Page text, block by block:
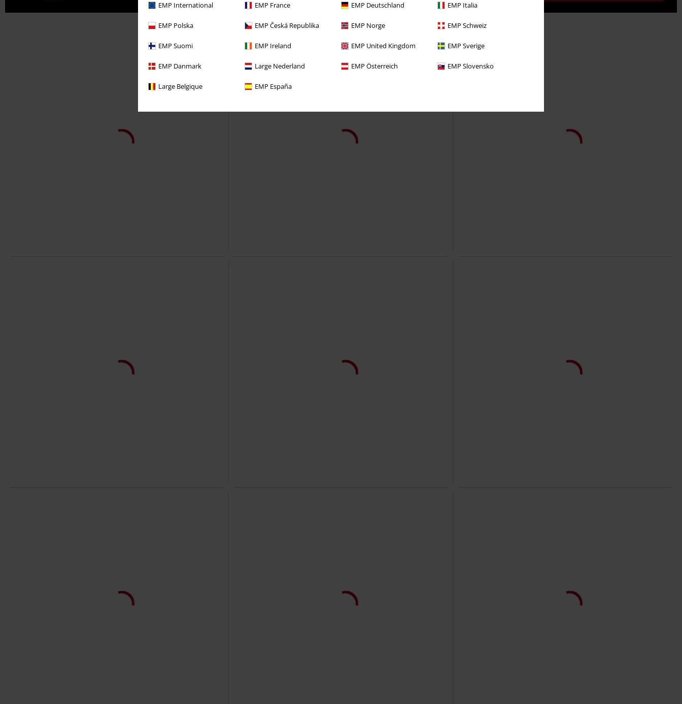
EMP International EMP France EMP Deutschland EMP Italia
EMP Polska EMP Česká Republika EMP Norge EMP Schweiz
EMP Suomi EMP Ireland EMP United Kingdom EMP Sverige
EMP Danmark Large Nederland EMP Österreich EMP Slovensko
Large Belgique EMP España